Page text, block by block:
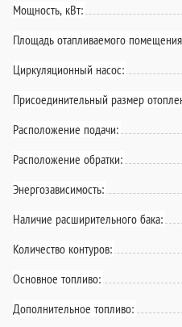
Мощность, кВт:
Площадь отапливаемого
Циркуляционный насос:
Присоединительный размер
Расположение подачи:
Расположение обратки:
Энергозависимость:
Наличие расширительного бака:
Количество контуров:
Основное топливо:
Дополнительное топливо: